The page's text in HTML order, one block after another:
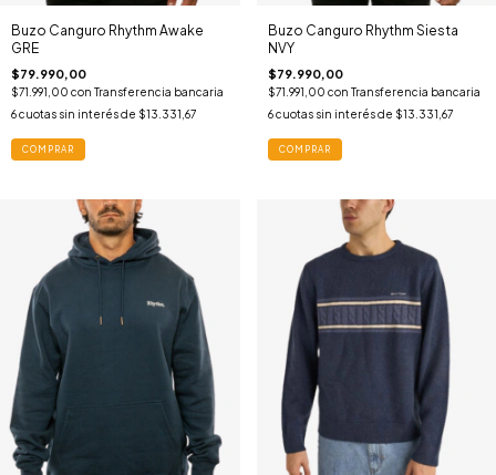
Buzo Canguro Rhythm Awake
GRE
$79.990,00
$71.991,00 con Transferencia bancaria
6cuotas sin interés de $13.331,67
COMPRAR
Buzo Canguro Rhythm Siesta
NVY
$79.990,00
$71.991,00 con Transferencia bancaria
6 cuotas sin interés de $13.331,67
COMPRAR